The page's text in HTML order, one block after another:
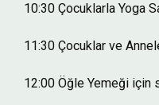
10:30 Çocuklarla Yoga
11:30 Çocuklar ve
12:00 Öğle Yemeği için